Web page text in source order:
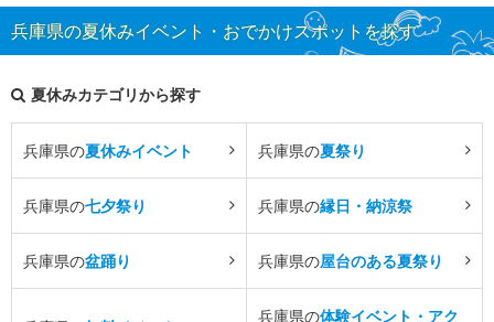
兵庫県の夏休みイベント・おでかけスポットを探す
夏休みカテゴリから探す
兵庫県の夏休みイベント 兵庫県の夏祭り
兵庫県の七夕祭り 兵庫県の縁日・納涼祭
兵庫県の盆踊り 兵庫県の屋台のある夏祭り
兵庫県の体験イベント・アク